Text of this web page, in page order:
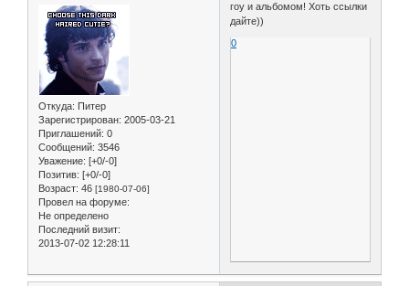
Откуда: Питер
Зарегистрирован: 2005-03-21
Приглашений: 0
Сообщений: 3546
Уважение: [+0/-0]
Позитив: [+0/-0]
Возраст: 46 [1980-07-06]
Провел на форуме:
Не определено
Последний визит:
2013-07-02 12:28:11
гоу и альбомом! Хоть ссылки
дайте))
0